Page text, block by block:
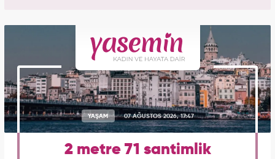
YAŞAM 07 AĞUSTOS 2026, 17:47
2 metre 71 santimlik